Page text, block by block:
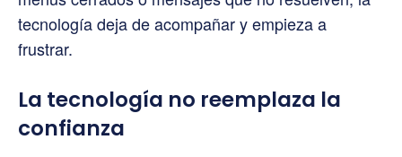
tecnología deja de acompañar y empieza a
frustrar.
La tecnología no reemplaza la
confianza